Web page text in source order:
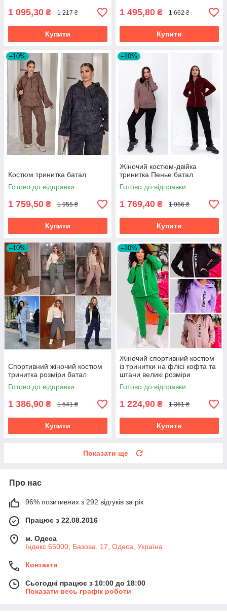
1 095,30 ₴ 1 217 ₴
Купити
1 495,80 ₴ 1 662 ₴
Купити
–10%
Костюм тринитка батал
Готово до відправки
1 759,50 ₴ 1 955 ₴
Купити
–10%
Жіночий костюм-двійка
тринитка Пенье батал
Готово до відправки
1 769,40 ₴ 1 966 ₴
Купити
–10%
Спортивний жіночий костюм
тринитка розміри батал
Готово до відправки
1 386,90 ₴ 1 541 ₴
Купити
–10%
Жіночий спортивний костюм
із тринитки на флісі кофта та
штани великі розміри
Готово до відправки
1 224,90 ₴ 1 361 ₴
Купити
Показати ще
Про нас
96% позитивних з 292 відгуків за рік
Працює з 22.08.2016
м. Одеса
Індекс 65000; Базова, 17, Одеса, Україна
Контакти
Сьогодні працює з 10:00 до 18:00
Показати весь графік роботи